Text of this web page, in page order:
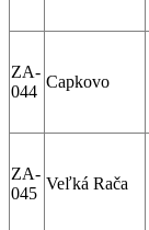
ZA-
044
Capkovo
ZA-
045
Veľká Rača